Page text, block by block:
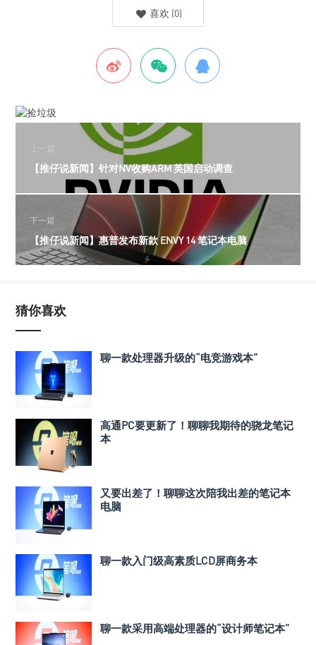
喜欢 (0)
上一篇
【推仔说新闻】针对NV收购ARM 英国启动调查
下一篇
【推仔说新闻】惠普发布新款 ENVY 14 笔记本电脑
猜你喜欢
聊一款处理器升级的“电竞游戏本”
高通PC要更新了！聊聊我期待的骁龙笔记
本
又要出差了！聊聊这次陪我出差的笔记本
电脑
聊一款入门级高素质LCD屏商务本
聊一款采用高端处理器的“设计师笔记本”